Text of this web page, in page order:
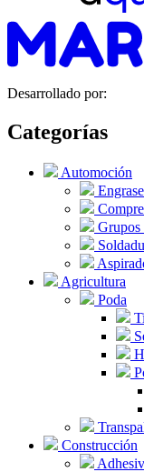
Desarrollado por:
Categorías
Automoción
Grupos
Agricultura
Poda
Construcción